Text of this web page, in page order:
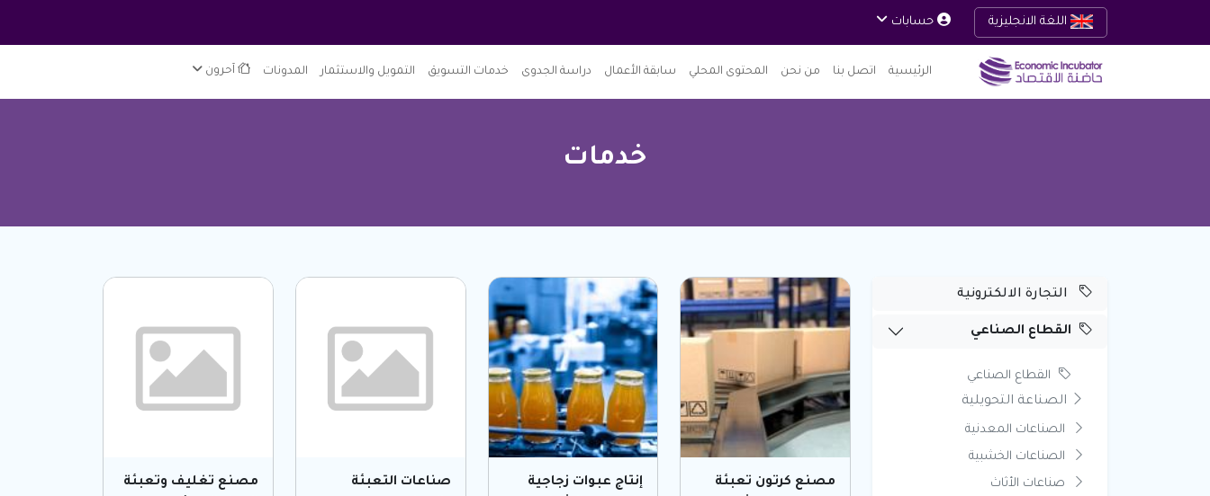
حسابات
الرئيسية اتصل بنا من نحن المحتوى المحلي سابقة الأعمال دراسة الجدوى خدمات التسويق التمويل والاستثمار المدونات آحرون
خدمات
التجارة الالكترونية
القطاع الصناعي
القطاع الصناعي
الصناعة التحويلية
الصناعات المعدنية
الصناعات الخشبية
صناعات الأثاث
مصنع كرتون تعبئة
إنتاج عبوات زجاجية
صناعات التعبئة
مصنع تغليف وتعبئة